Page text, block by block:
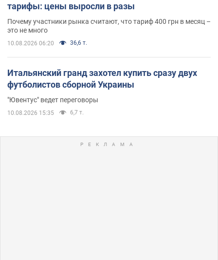
тарифы: цены выросли в разы
Почему участники рынка считают, что тариф 400 грн в месяц –
это не много
10.08.2026 06:20 36,6 т.
Итальянский гранд захотел купить сразу двух
футболистов сборной Украины
"Ювентус" ведет переговоры
10.08.2026 15:35 6,7 т.